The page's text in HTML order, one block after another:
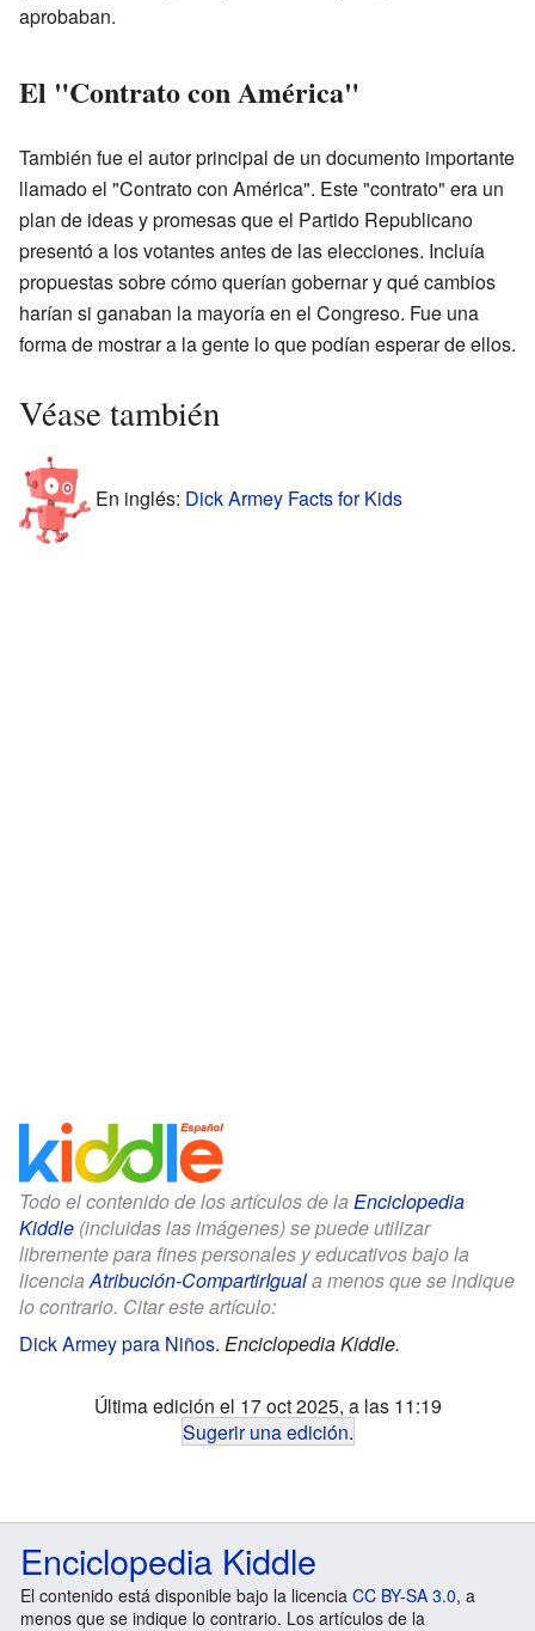
aprobaban.
El "Contrato con América"
También fue el autor principal de un documento importante
llamado el "Contrato con América". Este "contrato" era un
plan de ideas y promesas que el Partido Republicano
presentó a los votantes antes de las elecciones. Incluía
propuestas sobre cómo querían gobernar y qué cambios
harían si ganaban la mayoría en el Congreso. Fue una
forma de mostrar a la gente lo que podían esperar de ellos.
Véase también
En inglés: Dick Armey Facts for Kids
Todo el contenido de los artículos de la Enciclopedia
Kiddle (incluidas las imágenes) se puede utilizar
libremente para fines personales y educativos bajo la
licencia Atribución-CompartirIguala menos que se indique
lo contrario. Citar este artículo:
Dick Armey para Niños. Enciclopedia Kiddle.
Última edición el 17 oct 2025, a las 11:19
Sugerir una edición.
Enciclopedia Kiddle
El contenido está disponible bajo la licencia CC BY-SA 3.0, a
menos que se indique lo contrario. Los artículos de la